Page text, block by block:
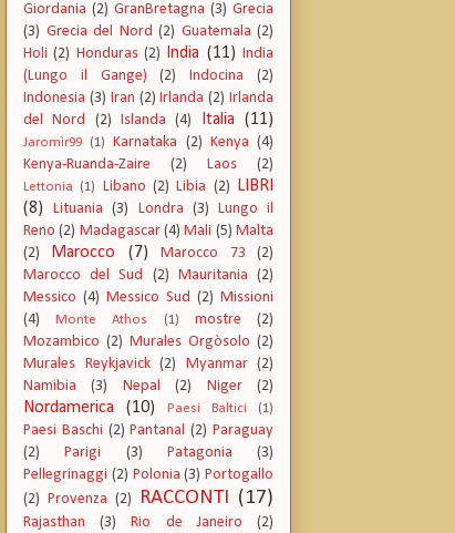
Giordania (2) GranBretagna (3) Grecia
(3) Grecia del Nord (2) Guatemala (2)
Holi (2) Honduras (2) India (11) India
(Lungo il Gange)
(2) Indocina
(2)
Indonesia (3) Iran (2) Irlanda (2) Irlanda
del Nord
(2) Islanda (4) Italia (11)
Jaromìr99 (1) Karnataka (2) Kenya (4)
Kenya-Ruanda-Zaire
(2) Laos (2)
Lettonia (1) Libano (2) Libia (2) LIBRI
(8)
Lituania (3) Londra (3) Lungo il
Reno (2) Madagascar (4) Mali (5) Malta
(2)
Marocco (7) Marocco 73
(2)
Marocco del Sud
(2) Mauritania
(2)
Messico (4) Messico Sud (2) Missioni
(4)
Monte Athos (1) mostre
(2)
Mozambico (2) Murales Orgòsolo (2)
Murales Reykjavick (2) Myanmar (2)
Namibia
(3) Nepal (2) Niger (2)
Nordamerica (10) Paesi Baltici (1)
Paesi Baschi (2) Pantanal (2) Paraguay
(2)
Parigi (3) Patagonia
(3)
Pellegrinaggi (2) Polonia (3) Portogallo
(2) Provenza (2) RACCONTI (17)
Rajasthan (3) Rio de Janeiro
(2)